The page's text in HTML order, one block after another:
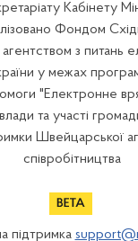
Кабінету
Фондом
з питань
у межах
"Електронне
влади та участі
Швейцарської
співробітництва
підтримка